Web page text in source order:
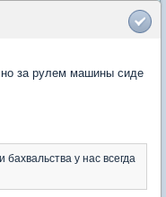
за рулем машины сиде
у нас всегда